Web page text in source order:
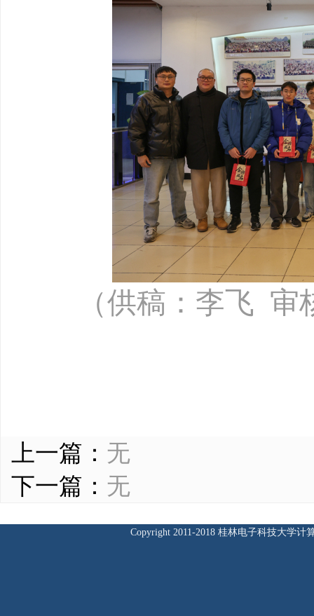
（供稿：李飞
上一篇： 无
下一篇： 无
Copyright 2011-2018 桂林电子科技大学